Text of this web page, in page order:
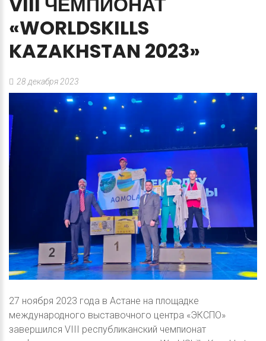
«WORLDSKILLS
KAZAKHSTAN 2023»
28 декабря 2023
27 ноября 2023 года в Астане на площадке
международного выставочного центра «ЭКСПО»
завершился VIIІ республиканский чемпионат